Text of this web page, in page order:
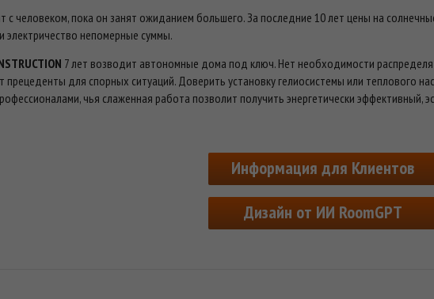
с человеком, пока он занят ожиданием большего. За последние 10 лет цены на
электричество непомерные суммы.
7 лет возводит автономные дома под ключ. Нет необходимости
прецеденты для спорных ситуаций. Доверить установку гелиосистемы или теплового
чья слаженная работа позволит получить энергетически
Информация для Клиентов
Дизайн от ИИ RoomGPT